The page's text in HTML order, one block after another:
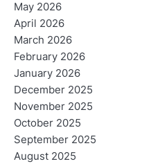
May 2026
April 2026
March 2026
February 2026
January 2026
December 2025
November 2025
October 2025
September 2025
August 2025